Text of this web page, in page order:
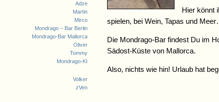
Adze
Martin
Mirco
Mondrago – Bar Berlin
Mondrago-Bar Mallorca
Oliver
Tommy
Mondrago-KI
Volker
zVen
Hier könnt
spielen, bei Wein, Tapas und
Die Mondrago-Bar findest Du im
Sädost-Küste von Mallorca.
Also, nichts wie hin! Urlaub hat